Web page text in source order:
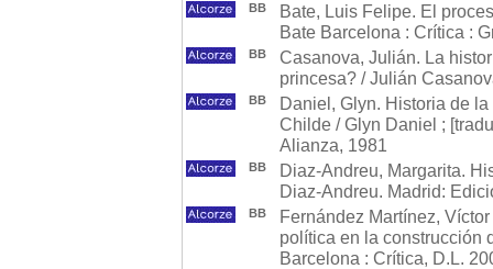
BB
Bate, Luis Felipe. El
Bate Barcelona : Crítica :
BB
Casanova, Julián. La
princesa? / Julián
BB
Daniel, Glyn. Historia de
Childe / Glyn Daniel ;
Alianza, 1981
BB
Diaz-Andreu, Margarita.
Diaz-Andreu. Madrid:
BB
Fernández Martínez,
política en la construcción
Barcelona : Crítica, D.L.